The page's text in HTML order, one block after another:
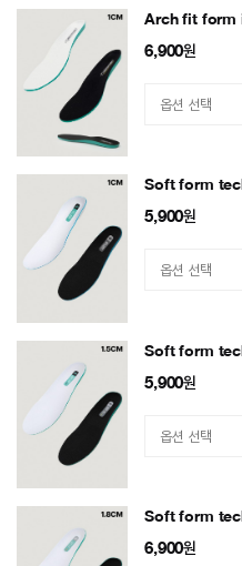
Arch fit form
6,900원
Soft form
5,900원
Soft form
5,900원
Soft form
6,900원